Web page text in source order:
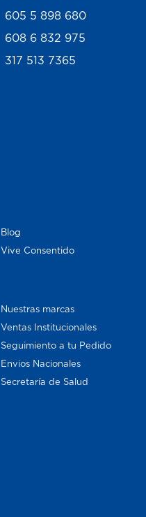
605 5 898 680
608 6 832 975
317 513 7365
Blog
Vive Consentido
Nuestras marcas
Ventas Institucionales
Seguimiento a tu Pedido
Envios Nacionales
Secretaría de Salud